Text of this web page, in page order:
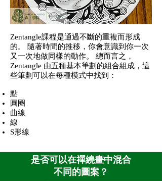
Zentangle課程是通過不斷的重複而形成
的。 隨著時間的推移，你會意識到你一次
又一次地做同樣的動作。 總而言之，
Zentangle 由五種基本筆劃的組合組成，這
些筆劃可以在每種模式中找到：
點
圓圈
曲線
線
S形線
是否可以在禪繞畫中混合
不同的圖案？